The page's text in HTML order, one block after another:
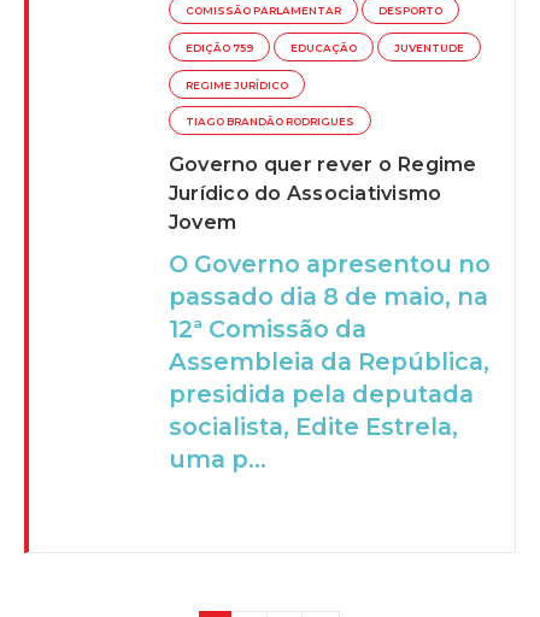
COMISSÃO PARLAMENTAR DESPORTO
EDIÇÃO 759 EDUCAÇÃO JUVENTUDE
REGIME JURÍDICO
TIAGO BRANDÃO RODRIGUES
Governo quer rever o Regime
Jurídico do Associativismo
Jovem
O Governo apresentou no
passado dia 8 de maio, na
12ª Comissão da
Assembleia da República,
presidida pela deputada
socialista, Edite Estrela,
uma p...